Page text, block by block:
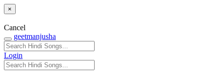
×
Cancel
geetmanjusha
Login